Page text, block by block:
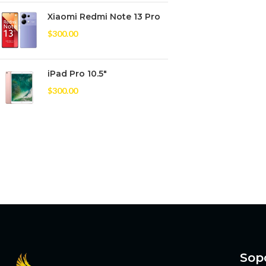
Xiaomi Redmi Note 13 Pro
$300.00
iPad Pro 10.5"
$300.00